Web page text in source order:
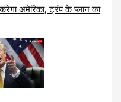
अमेरिका, ट्रंप के प्लान का